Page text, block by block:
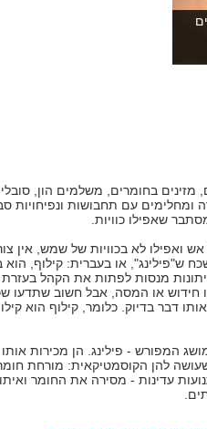
בחומרים, משלמים הון,
ומחלימים עם תחבושות ונפיחויות
שאפילו כוויות.
ואפילו לא בכוויות של שמש, אין
ש"פילינג", או בעברית: קילוף,
מנסות לפתות את הקהל
חידוש או המסה, אבל חשוב שתדעו
דבר בדיוק. כלומר, קילוף הוא
המפורש - פילינג. הן מכירות אותו
להן הקוסמטיקאית: מורחת
עדינות - מסירה את החומר